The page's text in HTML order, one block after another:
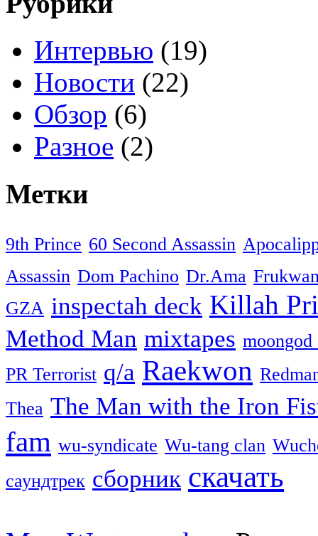
Интервью (19)
Новости (22)
Обзор (6)
Разное (2)
Метки
9th Prince 60 Second Assassin
Assassin Dom Pachino Dr.Ama
GZA inspectah deck Killah
Method Man mixtapes moongod
PR Terrorist q/a Raekwon
Thea The Man with the Iron
fam wu-syndicate Wu-tang clan
саундтрек сборник скачать